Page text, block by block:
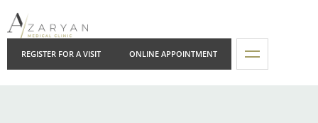
REGISTER FOR A VISIT ONLINE APPOINTMENT